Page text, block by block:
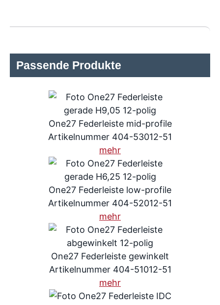
Passende Produkte
One27 Federleiste mid-profile
Artikelnummer 404-53012-51
mehr
One27 Federleiste low-profile
Artikelnummer 404-52012-51
mehr
One27 Federleiste gewinkelt
Artikelnummer 404-51012-51
mehr